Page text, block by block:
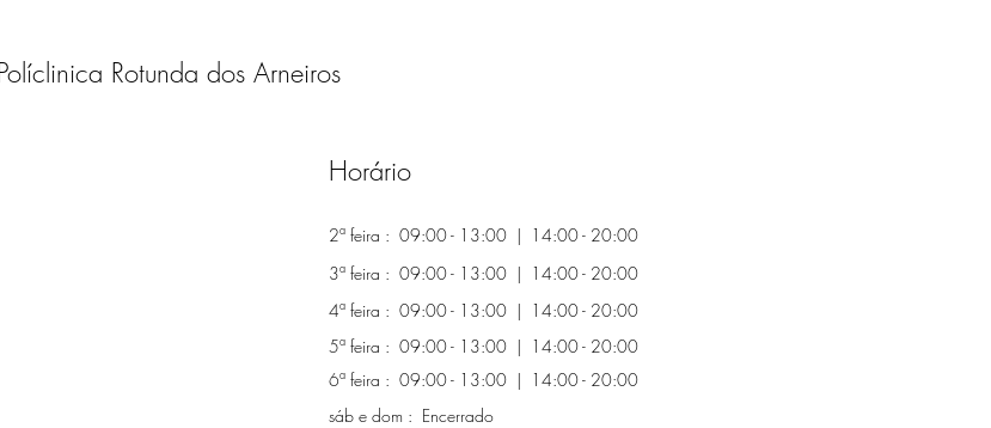
Horário
2ª feira : 09:00 - 13:00 | 14:00 - 20:00
3ª feira : 09:00 - 13:00 | 14:00 - 20:00
4ª feira : 09:00 - 13:00 | 14:00 - 20:00
5ª feira : 09:00 - 13:00 | 14:00 - 20:00
6ª feira : 09:00 - 13:00 | 14:00 - 20:00
sáb e dom : Encerrado
Rotunda dos Arneiros